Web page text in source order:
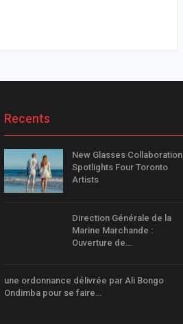
Recents
New Glasses Collaboration
Spotlights Four Toronto
Artists
Direction Générale de la
Marine Marchande :
Ouverture de…
une ordonnance délivrée par Ali Bongo
Ondimba pour se faire…